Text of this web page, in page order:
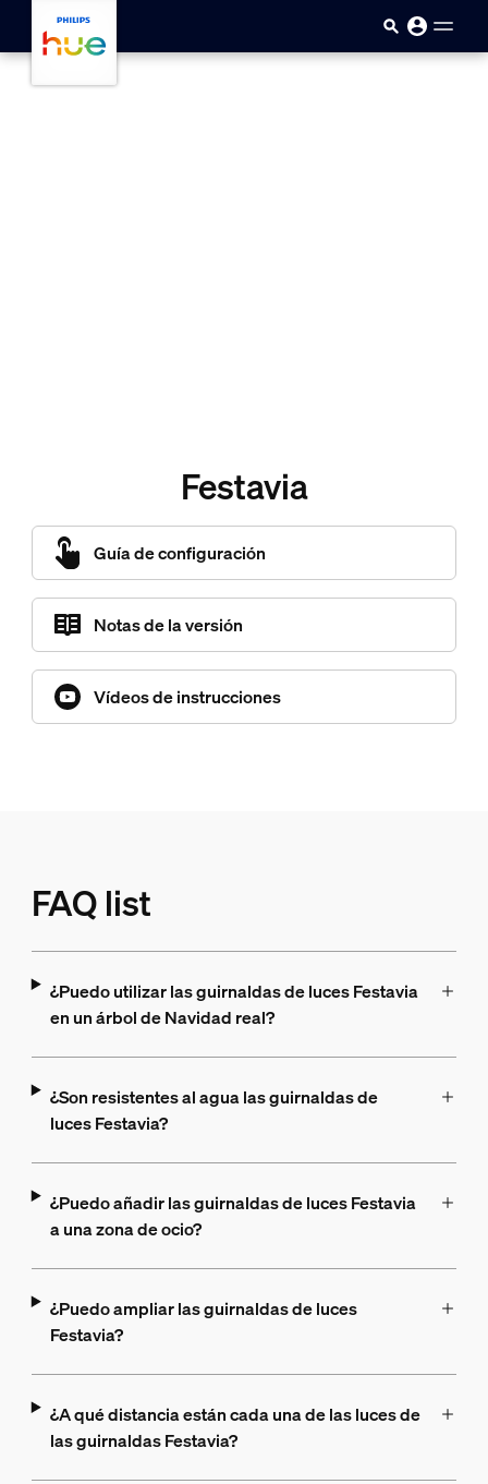
Saltar al contenido principal
Festavia
Guía de configuración
Notas de la versión
Vídeos de instrucciones
FAQ list
¿Puedo utilizar las guirnaldas de luces Festavia
en un árbol de Navidad real?
¿Son resistentes al agua las guirnaldas de
luces Festavia?
¿Puedo añadir las guirnaldas de luces Festavia
a una zona de ocio?
¿Puedo ampliar las guirnaldas de luces
Festavia?
¿A qué distancia están cada una de las luces de
las guirnaldas Festavia?